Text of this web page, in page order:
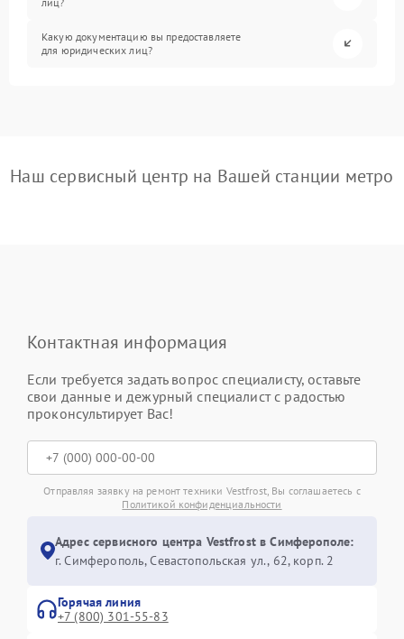
Какую документацию вы предоставляете
для юридических лиц?
Наш сервисный центр на Вашей станции метро
Контактная информация
Если требуется задать вопрос специалисту, оставьте
свои данные и дежурный специалист с радостью
проконсультирует Вас!
Отправляя заявку на ремонт техники Vestfrost, Вы соглашаетесь с
Политикой конфиденциальности
Адрес сервисного центра Vestfrost в Симферополе:
г. Симферополь, Севастопольская ул., 62, корп. 2
Горячая линия
+7 (800) 301-55-83